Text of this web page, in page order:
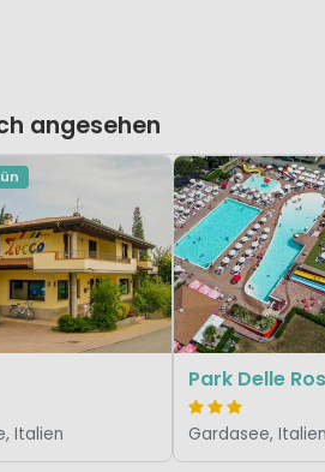
angesehen
Italien
Park Delle
Gardasee, Italien